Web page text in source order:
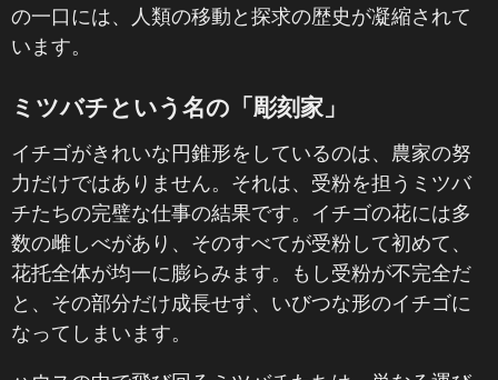
の一口には、人類の移動と探求の歴史が凝縮されて
います。
ミツバチという名の「彫刻家」
イチゴがきれいな円錐形をしているのは、農家の努
力だけではありません。それは、受粉を担うミツバ
チたちの完璧な仕事の結果です。イチゴの花には多
数の雌しべがあり、そのすべてが受粉して初めて、
花托全体が均一に膨らみます。もし受粉が不完全だ
と、その部分だけ成長せず、いびつな形のイチゴに
なってしまいます。